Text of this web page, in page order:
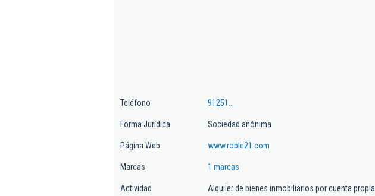
Teléfono 91251...
Forma Jurídica Sociedad anónima
Página Web www.roble21.com
Marcas 1 marcas
Actividad Alquiler de bienes inmobiliarios por cuenta propia